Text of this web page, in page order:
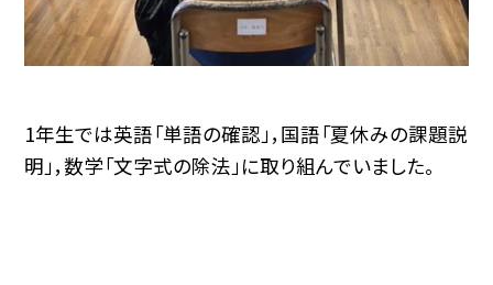
1年生では英語「単語の確認」，国語「夏休みの課題説
明」，数学「文字式の除法」に取り組んでいました。